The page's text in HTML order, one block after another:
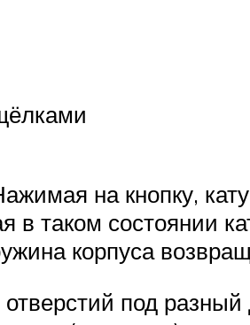
на кнопку,
в таком состоянии
корпуса
отверстий под